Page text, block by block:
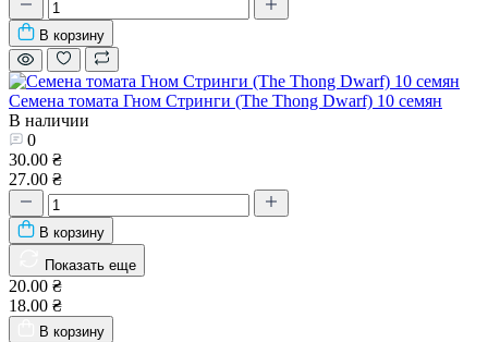
В корзину
Семена томата Гном Стринги (The Thong Dwarf) 10 семян
В наличии
0
30.00 ₴
27.00 ₴
В корзину
Показать еще
20.00 ₴
18.00 ₴
В корзину